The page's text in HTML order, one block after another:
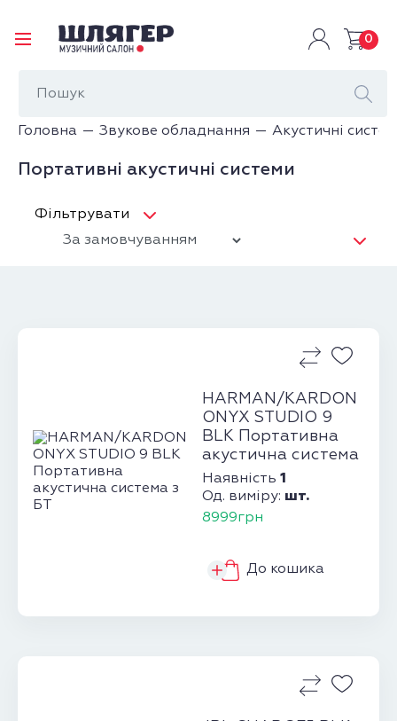
0
Головна Звукове обладнання Акустичні
Портативні акустичні системи
Фільтрувати
HARMAN/KARDON
ONYX STUDIO 9
BLK Портативна
акустична система
з БТ
Наявність 1
Од. виміру: шт.
8999грн
До кошика